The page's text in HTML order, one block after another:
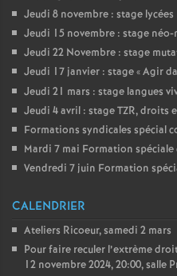
Jeudi 8 novembre : stage lycées
Jeudi 15 novembre : stage
Jeudi 22 Novembre : stage
Jeudi 17 janvier : stage «Agir
Jeudi 21 mars : stage langues
Jeudi 4 avril : stage TZR, droits
Formations syndicales spécial
Mardi 7 mai Formation
Vendredi 7 juin Formation
CALENDRIER
Ateliers Ricoeur, samedi 2 mars
Pour faire reculer l’extrème
12 novembre 2024, 20:00, salle